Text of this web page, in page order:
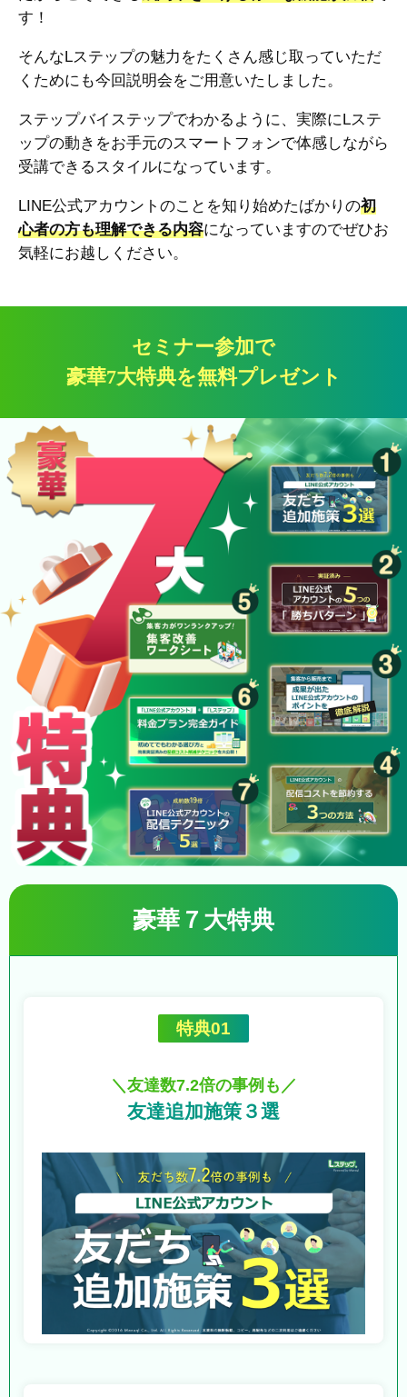
す！
そんなLステップの魅力をたくさん感じ取っていただ
くためにも今回説明会をご用意いたしました。
ステップバイステップでわかるように、実際にLステ
ップの動きをお手元のスマートフォンで体感しながら
受講できるスタイルになっています。
LINE公式アカウントのことを知り始めたばかりの初
心者の方も理解できる内容になっていますのでぜひお
気軽にお越しください。
セミナー参加で
豪華7大特典を無料プレゼント
豪華７大特典
特典01
＼友達数7.2倍の事例も／
友達追加施策３選